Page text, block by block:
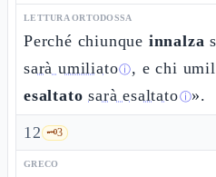
LETTURA ORTODOSSA
Perché chiunque innalza
sarà umiliatoⓘ, e chi
esaltato sarà esaltatoⓘ».
12 🗝️3
GRECO